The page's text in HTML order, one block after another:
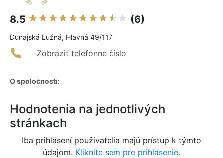
8.5 (6)
Dunajská Lužná, Hlavná 49/117
Zobraziť telefónne číslo
O spoločnosti:
Hodnotenia na jednotlivých
stránkach
Iba prihlásení používatelia majú prístup k týmto
údajom. Kliknite sem pre prihlásenie.